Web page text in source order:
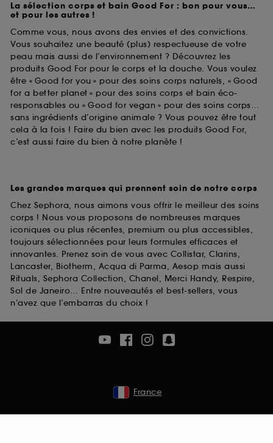
La sélection corps et bain Good For : bon pour vous…
et pour les autres !
Comme vous, nous avons des envies et des convictions.
Vous souhaitez une beauté (plus) respectueuse de votre
peau mais aussi de l’environnement ? Découvrez les
produits Good For pour le corps et la douche. Vous voulez
être « Good for you » pour des soins corps naturels, « Good
for a better planet » pour des soins corps et bain éco-
responsables ou « Good for vegan » pour des soins corps…
sans ingrédients d’origine animale ? Vous pouvez être tout
cela à la fois ! Faire du bien avec les produits Good For,
c’est aussi faire du bien à notre planète !
Les grandes marques qui prennent soin de notre corps
Chez Sephora, nous aimons vous offrir le meilleur des soins
corps ! Nous vous proposons de nombreuses marques
iconiques ou plus récentes, premium ou plus accessibles,
toujours sélectionnées pour leurs formules efficaces et
innovantes. Prenez soin de vous avec Collistar, Clarins,
Lancaster, Biotherm, Acqua di Parma, Aesop mais aussi
Rituals, Sephora Collection, Chanel, Merci Handy, Respire,
Sol de Janeiro… Entre nouveautés et best-sellers, vous
n’avez que l’embarras du choix !
France